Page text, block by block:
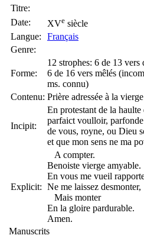
Titre:
Date:
XVe siècle
Langue:
Français
Genre:
Forme:
12 strophes: 6 de 13 vers
6 de 16 vers mêlés
ms. connu)
Contenu: Prière adressée à la
Incipit:
En protestant de la haulte
parfaict voulloir,
de vous, royne, ou Dieu
et que mon sens ne ma
Explicit:
A compter.
Benoiste vierge amyable.
En vous me vueil
Ne me laissez desmonter,
Mais monter
En la gloire pardurable.
Amen.
Manuscrits